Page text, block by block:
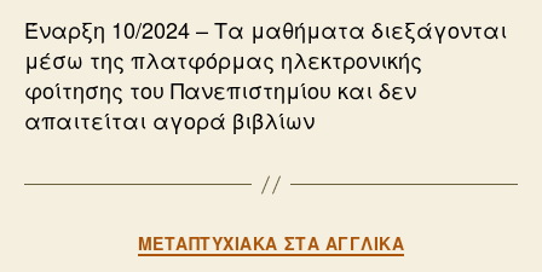
Έναρξη 10/2024 – Τα μαθήματα διεξάγονται
μέσω της πλατφόρμας ηλεκτρονικής
φοίτησης του Πανεπιστημίου και δεν
απαιτείται αγορά βιβλίων
Κατηγορίες
ΜΕΤΑΠΤΥΧΙΑΚΆ ΣΤΑ ΑΓΓΛΙΚΆ